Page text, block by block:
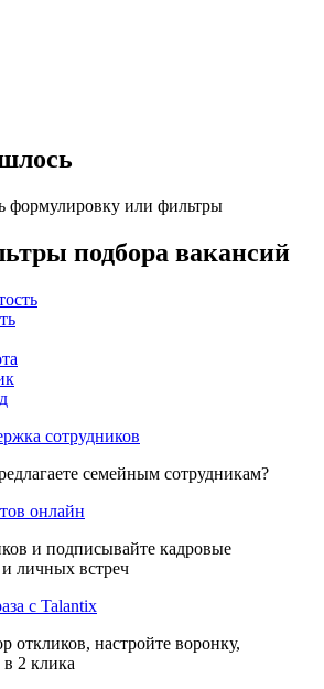
формулировку или фильтры
подбора вакансий
сотрудников
семейным сотрудникам?
онлайн
и подписывайте кадровые
личных встреч
с Talantix
откликов, настройте воронку,
2 клика